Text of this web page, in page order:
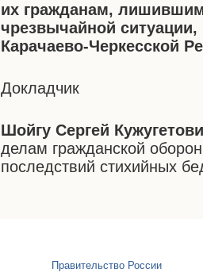
их гражданам,
чрезвычайной
Карачаево-Черкесской
Докладчик
Шойгу Сергей
делам гражданской
последствий стихийных
Правительство России